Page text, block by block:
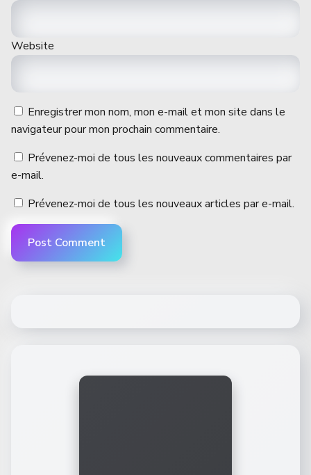
Website
Enregistrer mon nom, mon e-mail et mon site dans le
navigateur pour mon prochain commentaire.
Prévenez-moi de tous les nouveaux commentaires par
e-mail.
Prévenez-moi de tous les nouveaux articles par e-mail.